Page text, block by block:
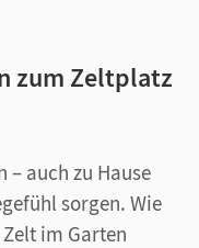
zum Zeltplatz
– auch zu Hause
sorgen. Wie
im Garten